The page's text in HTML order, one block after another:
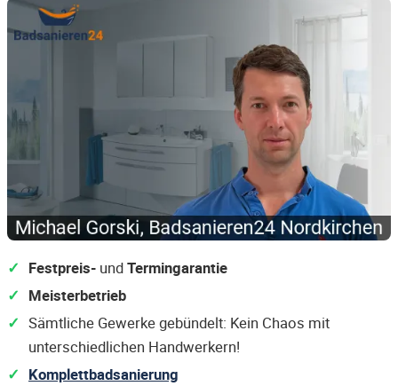
Festpreis- undTermingarantie
Meisterbetrieb
Sämtliche Gewerke gebündelt: Kein Chaos mit
unterschiedlichen Handwerkern!
Komplettbadsanierung